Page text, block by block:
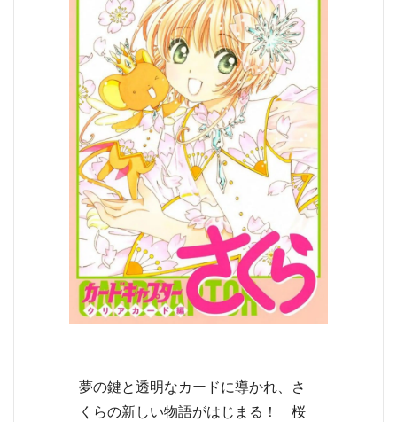
夢の鍵と透明なカードに導かれ、さ
くらの新しい物語がはじまる！ 桜